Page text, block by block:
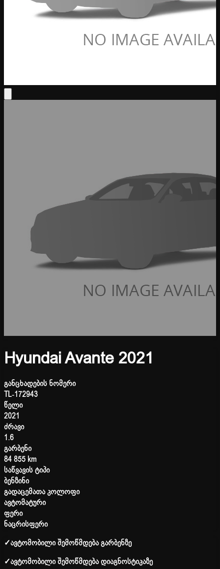
Hyundai Avante 2021
განცხადების ნომერი
TL-172943
წელი
2021
ძრავი
1.6
გარბენი
84 855 km
საწვავის ტიპი
ბენზინი
გადაცემათა კოლოფი
ავტომატური
ფერი
ნაცრისფერი
✓ავტომობილი შემოწმდება გარბენზე
✓ავტომობილი შემოწმდება დიაგნოსტიკაზე